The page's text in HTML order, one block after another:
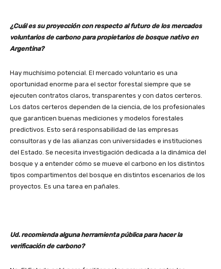
¿Cuál es su proyección con respecto al futuro de los mercados
voluntarios de carbono para propietarios de bosque nativo en
Argentina?
Hay muchísimo potencial. El mercado voluntario es una
oportunidad enorme para el sector forestal siempre que se
ejecuten contratos claros, transparentes y con datos certeros.
Los datos certeros dependen de la ciencia, de los profesionales
que garanticen buenas mediciones y modelos forestales
predictivos. Esto será responsabilidad de las empresas
consultoras y de las alianzas con universidades e instituciones
del Estado. Se necesita investigación dedicada a la dinámica del
bosque y a entender cómo se mueve el carbono en los distintos
tipos compartimentos del bosque en distintos escenarios de los
proyectos. Es una tarea en pañales.
Ud. recomienda alguna herramienta pública para hacer la
verificación de carbono?